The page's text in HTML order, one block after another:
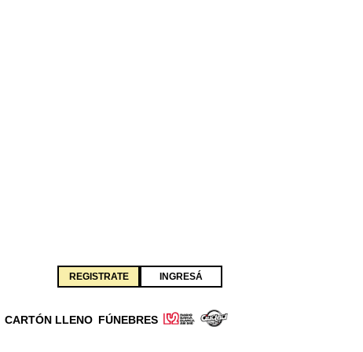
REGISTRATE INGRESÁ
CARTÓN LLENO FÚNEBRES